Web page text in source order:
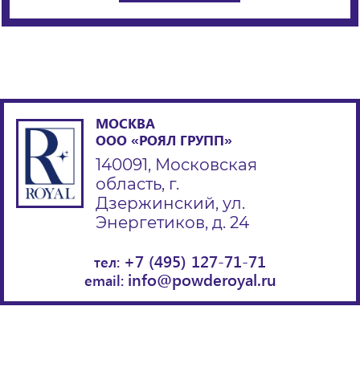
МОСКВА
ООО «РОЯЛ ГРУПП»
140091, Московская
область, г.
Дзержинский, ул.
Энергетиков, д. 24
тел: +7 (495) 127-71-71
email: info@powderoyal.ru